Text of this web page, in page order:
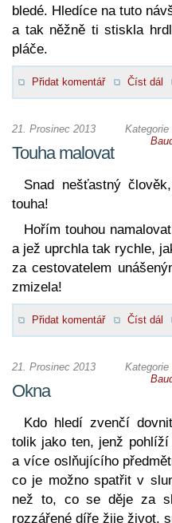
bledé. Hledíce na tuto
a tak něžně ti stiskla
pláče.
Přidat komentář Číst dál
Kategorie
21. Prosinec 2013
Touha malovat
Snad nešťastný
touha!
Hořím touhou
a jež uprchla tak rychle,
za cestovatelem
zmizela!
Přidat komentář Číst dál
Kategorie
21. Prosinec 2013
Okna
Kdo hledí zvenčí
tolik jako ten, jenž
a více oslňujícího
co je možno spatřit v
než to, co se děje za
rozzářené díře žije život,